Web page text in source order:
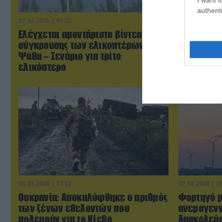
07.08.2026 | 01:02
Ελέγχεται αμοντάριστο βίντεο της
σύγκρουσης των ελικοπτέρων στην
Ψάθα – Σενάριο για τρίτο
ελικόπτερο
μαχητικά
06.08.2026 | 17:02
Ουκρανία: Αποκαλύφθηκε ο αριθμός
των ξένων εθελοντών που
πολεμούν για το Κίεβο
07.08.2026 |
Φορτηγό